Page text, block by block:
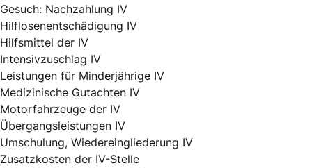
Gesuch: Nachzahlung IV
Hilflosenentschädigung IV
Hilfsmittel der IV
Intensivzuschlag IV
Leistungen für Minderjährige IV
Medizinische Gutachten IV
Motorfahrzeuge der IV
Übergangsleistungen IV
Umschulung, Wiedereingliederung IV
Zusatzkosten der IV-Stelle